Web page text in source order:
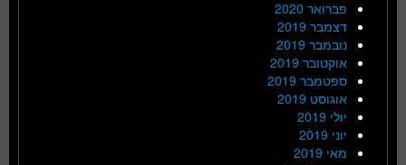
פברואר 2020
דצמבר 2019
נובמבר 2019
אוקטובר 2019
ספטמבר 2019
אוגוסט 2019
יולי 2019
יוני 2019
מאי 2019